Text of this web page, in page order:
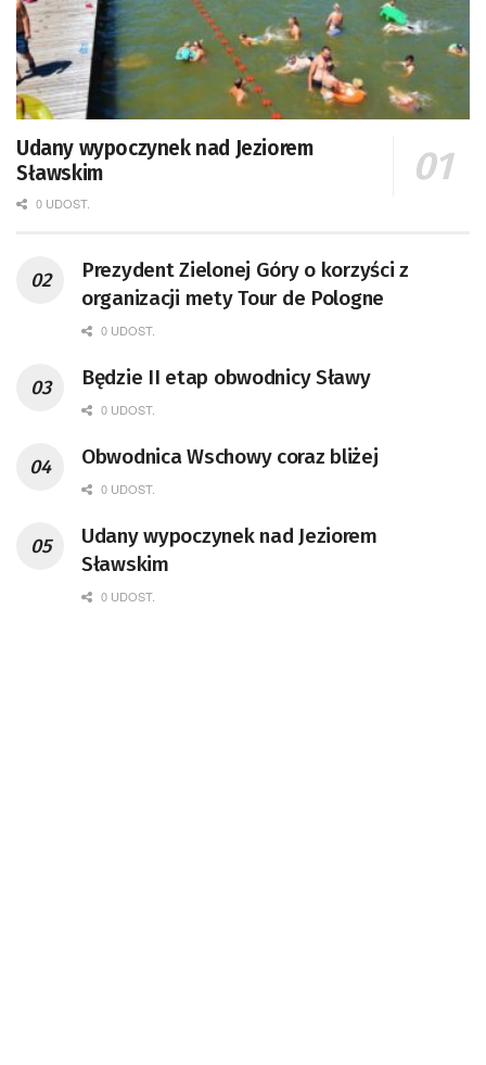
Udany wypoczynek nad Jeziorem
Sławskim
0 UDOST.
Prezydent Zielonej Góry o korzyści z
organizacji mety Tour de Pologne
0 UDOST.
Będzie II etap obwodnicy Sławy
0 UDOST.
Obwodnica Wschowy coraz bliżej
0 UDOST.
Udany wypoczynek nad Jeziorem
Sławskim
0 UDOST.